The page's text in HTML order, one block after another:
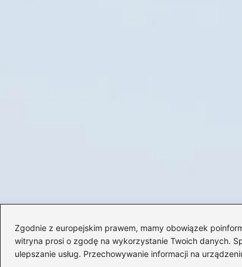
Zgodnie z europejskim prawem, mamy obowiązek
witryna prosi o zgodę na wykorzystanie Twoich danych.
ulepszanie usług. Przechowywanie informacji na